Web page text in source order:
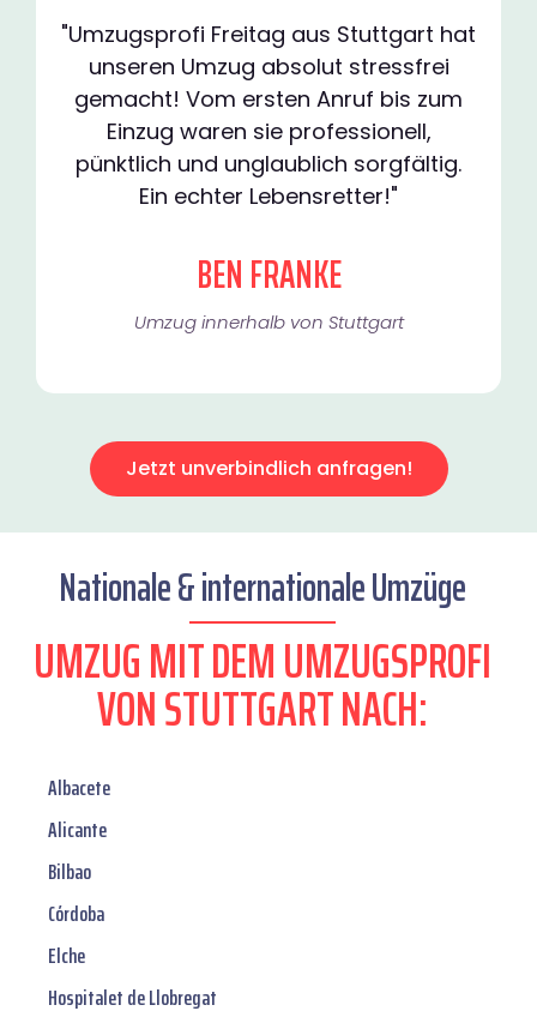
"Umzugsprofi Freitag aus Stuttgart hat
unseren Umzug absolut stressfrei
gemacht! Vom ersten Anruf bis zum
Einzug waren sie professionell,
pünktlich und unglaublich sorgfältig.
Ein echter Lebensretter!"
BEN FRANKE
Umzug innerhalb von Stuttgart​
Jetzt unverbindlich anfragen!
Nationale & internationale Umzüge
UMZUG MIT DEM UMZUGSPROFI
VON STUTTGART NACH:
Albacete
Alicante
Bilbao
Córdoba
Elche
Hospitalet de Llobregat